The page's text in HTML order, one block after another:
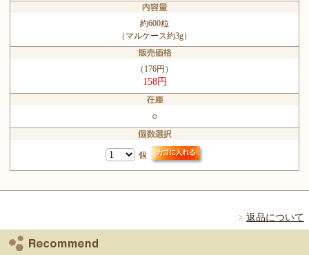
約600粒
（マルケース約3g）
（176円）
158円
○
個
返品について